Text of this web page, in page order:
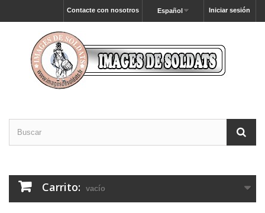
Iniciar sesión
Español
Contacte con nosotros
Carrito: vacío